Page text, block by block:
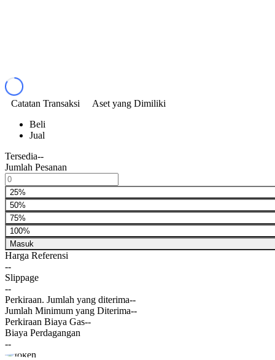
Catatan Transaksi
Aset yang Dimiliki
Beli
Jual
Tersedia--
Jumlah Pesanan
25%
50%
75%
100%
Masuk
Harga Referensi
--
Slippage
--
Perkiraan. Jumlah yang diterima--
Jumlah Minimum yang Diterima--
Perkiraan Biaya Gas--
Biaya Perdagangan
--